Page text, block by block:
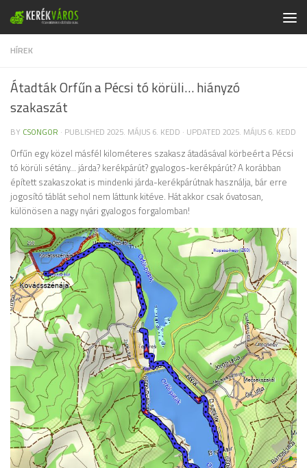
Skip to content
HÍREK
Átadták Orfűn a Pécsi tó körüli… hiányzó
szakaszát
BY CSONGOR · PUBLISHED 2025. MÁJUS 6. KEDD · UPDATED 2025. MÁJUS 6. KEDD
Orfűn egy közel másfél kilométeres szakasz átadásával körbeért a Pécsi
tó körüli sétány… járda? kerékpárút? gyalogos-kerékpárút? A korábban
épített szakaszokat is mindenki járda-kerékpárútnak használja, bár erre
jogosító táblát sehol nem láttunk kitéve. Hát akkor csak óvatosan,
különösen a nagy nyári gyalogos forgalomban!